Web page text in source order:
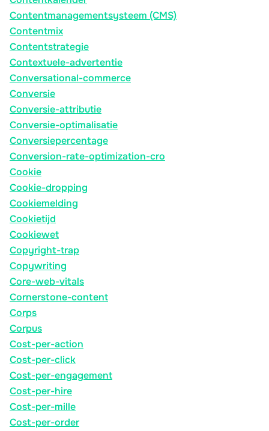
Contentmanagementsysteem (CMS)
Contentmix
Contentstrategie
Contextuele-advertentie
Conversational-commerce
Conversie
Conversie-attributie
Conversie-optimalisatie
Conversiepercentage
Conversion-rate-optimization-cro
Cookie
Cookie-dropping
Cookiemelding
Cookietijd
Cookiewet
Copyright-trap
Copywriting
Core-web-vitals
Cornerstone-content
Corps
Corpus
Cost-per-action
Cost-per-click
Cost-per-engagement
Cost-per-hire
Cost-per-mille
Cost-per-order